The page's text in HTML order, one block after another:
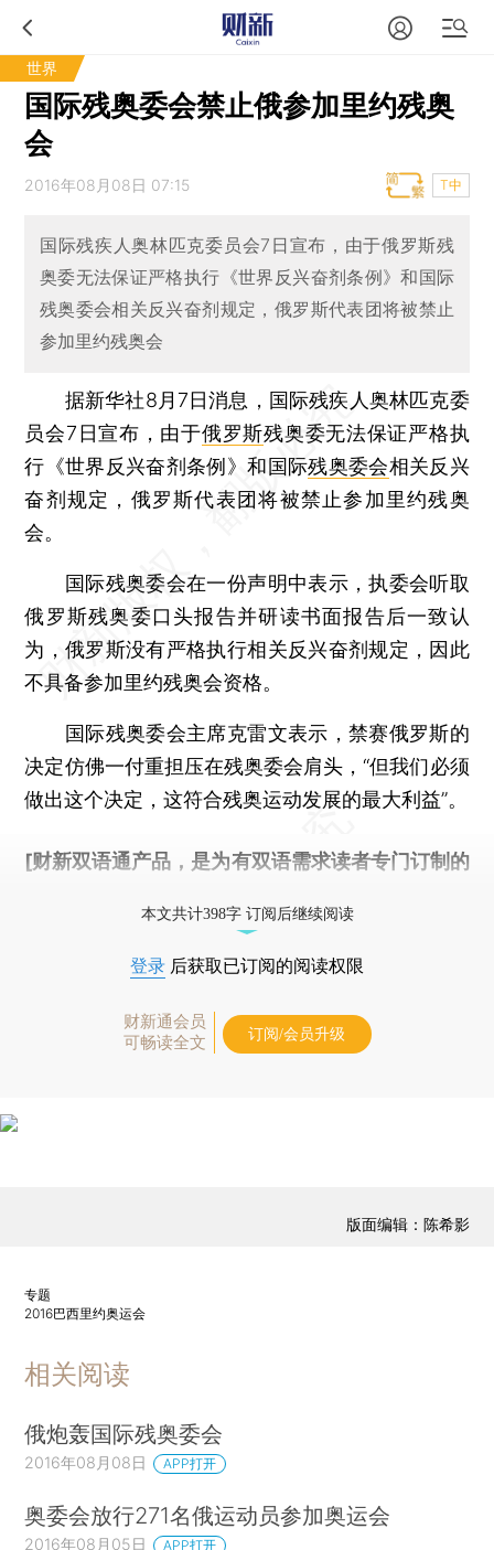
世界
国际残奥委会禁止俄参加里约残奥
会
2016年08月08日 07:15 T中
国际残疾人奥林匹克委员会7日宣布，由于俄罗斯残
奥委无法保证严格执行《世界反兴奋剂条例》和国际
残奥委会相关反兴奋剂规定，俄罗斯代表团将被禁止
参加里约残奥会
据新华社8月7日消息，国际残疾人奥林匹克委
员会7日宣布，由于俄罗斯残奥委无法保证严格执
行《世界反兴奋剂条例》和国际残奥委会相关反兴
奋剂规定，俄罗斯代表团将被禁止参加里约残奥
会。
国际残奥委会在一份声明中表示，执委会听取
俄罗斯残奥委口头报告并研读书面报告后一致认
为，俄罗斯没有严格执行相关反兴奋剂规定，因此
不具备参加里约残奥会资格。
国际残奥委会主席克雷文表示，禁赛俄罗斯的
决定仿佛一付重担压在残奥委会肩头，“但我们必须
做出这个决定，这符合残奥运动发展的最大利益”。
[财新双语通产品，是为有双语需求读者专门订制的
本文共计398字 订阅后继续阅读
登录 后获取已订阅的阅读权限
财新通会员
可畅读全文
订阅/会员升级
版面编辑：陈希影
专题
2016巴西里约奥运会
相关阅读
俄炮轰国际残奥委会
2016年08月08日 APP打开
奥委会放行271名俄运动员参加奥运会
2016年08月05日 APP打开